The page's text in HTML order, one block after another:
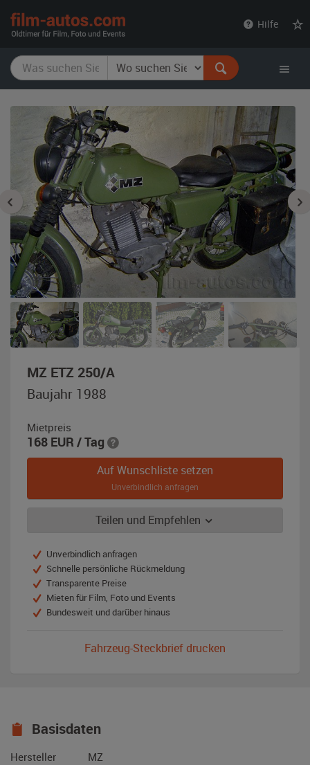
Hilfe
MZ ETZ 250/A,
Baujahr 1988
Mietpreis
168 EUR / Tag
Auf Wunschliste setzen
Unverbindlich anfragen
Teilen und Empfehlen
Unverbindlich anfragen
Schnelle persönliche Rückmeldung
Transparente Preise
Mieten für Film, Foto und Events
Bundesweit und darüber hinaus
Fahrzeug-Steckbrief drucken
Basisdaten
Hersteller
MZ